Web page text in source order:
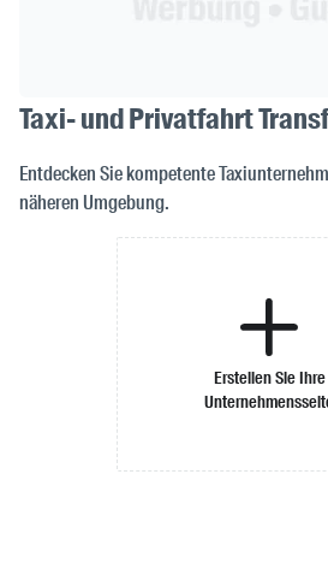
Taxi- und Privatfahrt
Entdecken Sie kompetente
näheren Umgebung.
Erstellen Sie Ihre